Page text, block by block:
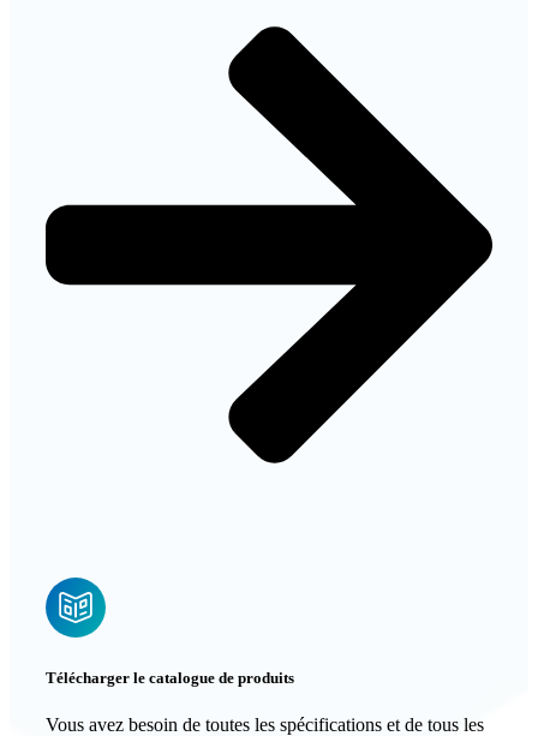
Télécharger le catalogue de produits
Vous avez besoin de toutes les spécifications et de tous les